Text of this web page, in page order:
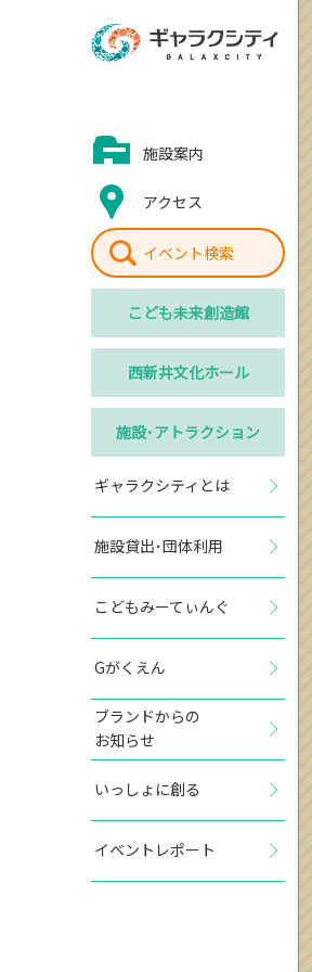
施設案内
アクセス
イベント検索
こども未来創造館
西新井文化ホール
施設･アトラクション
ギャラクシティとは
施設貸出･団体利用
こどもみーてぃんぐ
Gがくえん
ブランドからの
お知らせ
いっしょに創る
イベントレポート